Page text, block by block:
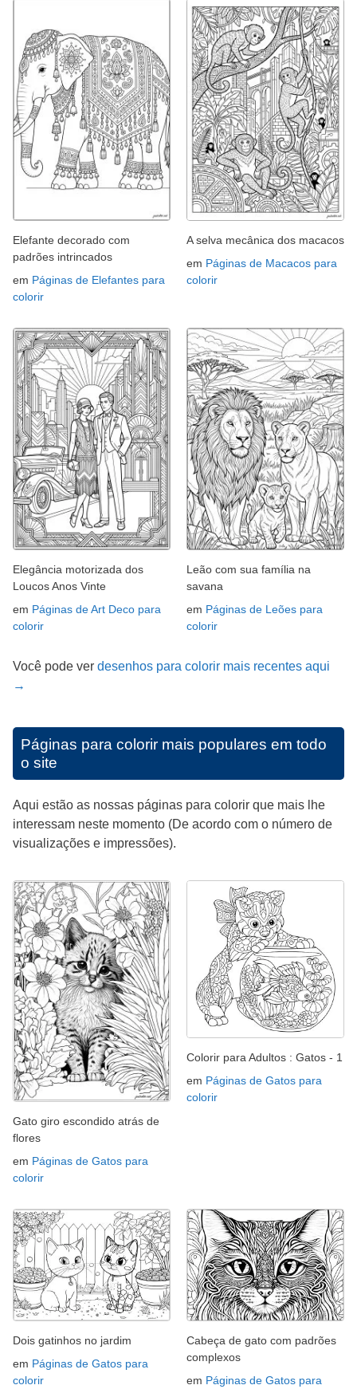
Elefante decorado com
padrões intrincados
em Páginas de Elefantes para
colorir
A selva mecânica dos macacos
em Páginas de Macacos para
colorir
Elegância motorizada dos
Loucos Anos Vinte
em Páginas de Art Deco para
colorir
Leão com sua família na
savana
em Páginas de Leões para
colorir
Você pode ver desenhos para colorir mais recentes aqui
→
Páginas para colorir mais populares em todo
o site
Aqui estão as nossas páginas para colorir que mais lhe
interessam neste momento (De acordo com o número de
visualizações e impressões).
Gato giro escondido atrás de
flores
em Páginas de Gatos para
colorir
Colorir para Adultos : Gatos - 1
em Páginas de Gatos para
colorir
Dois gatinhos no jardim
em Páginas de Gatos para
colorir
Cabeça de gato com padrões
complexos
em Páginas de Gatos para